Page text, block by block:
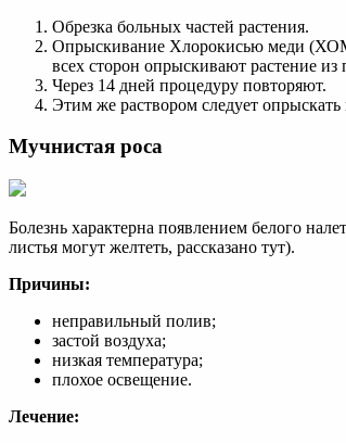
Обрезка больных частей растения.
Опрыскивание Хлорокисью меди
всех сторон опрыскивают растение из
Через 14 дней процедуру повторяют.
Этим же раствором следует опрыскать
Мучнистая роса
Болезнь характерна появлением белого
листья могут желтеть, рассказано тут).
Причины:
неправильный полив;
застой воздуха;
низкая температура;
плохое освещение.
Лечение: